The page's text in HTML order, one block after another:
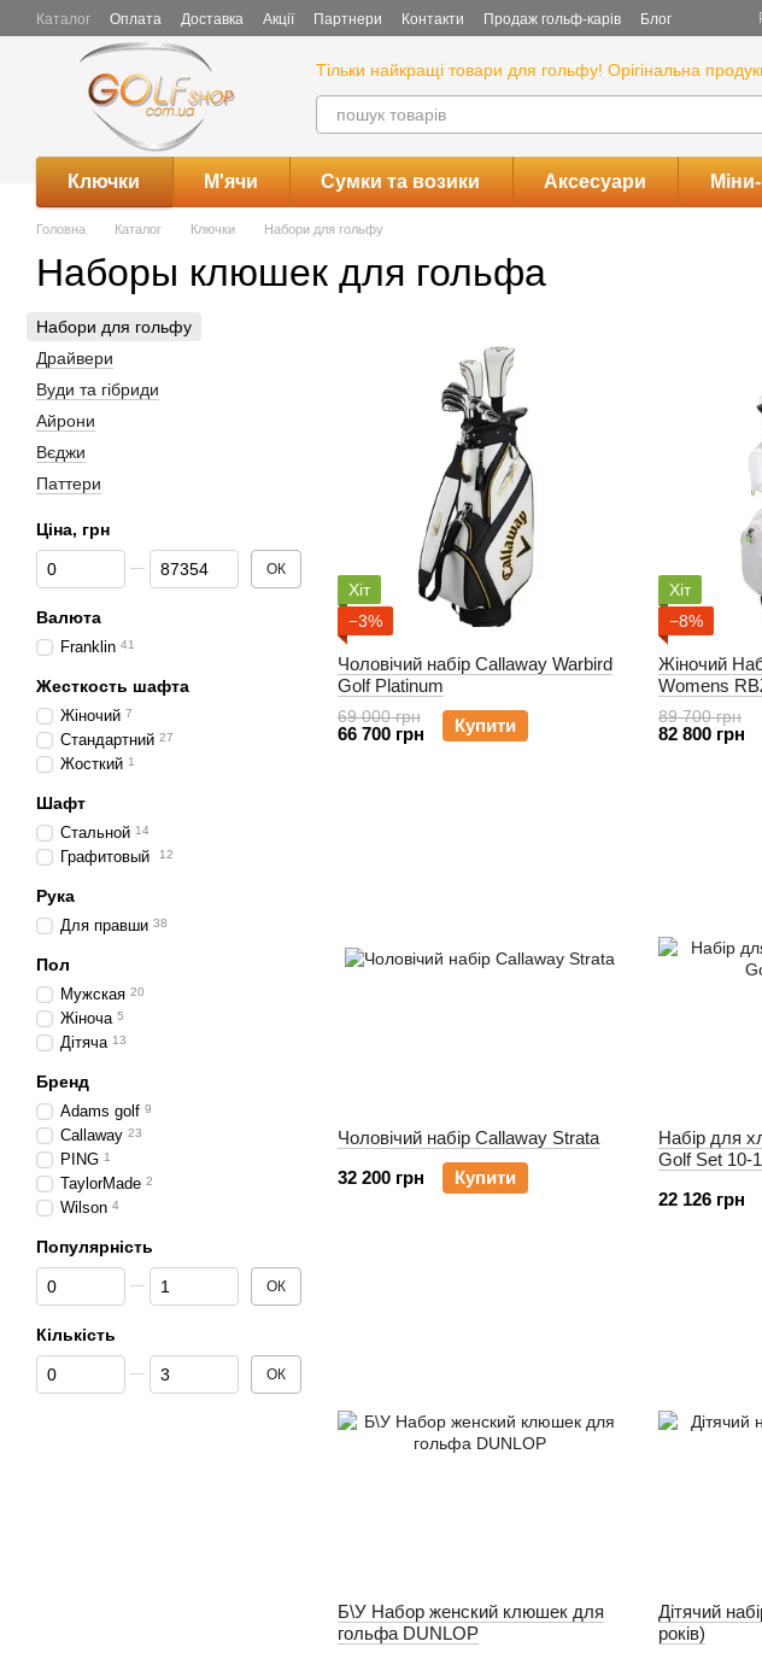
Перейти до основного контенту
Каталог Оплата Доставка Акції Партнери Контакти Продаж гольф-карів Блог
Тільки найкращі товари для гольфу! Орігінальна
Ключки М'ячи Сумки та возики Аксесуари
Головна Каталог Ключки Набори для гольфу
Наборы клюшек для гольфа
Хіт
−3%
Чоловічий набір Callaway Warbird
Golf Platinum
69 000 грн
66 700 грн Купити
Хіт
−8%
Жіночий
Womens
89 700 грн
82 800 грн
Чоловічий набір Callaway Strata
32 200 грн
Купити
Набір для
Golf Set 10-
22 126 грн
Б\У Набор женский клюшек для
гольфа DUNLOP
Дітячий
років)
Набори для гольфу
Драйвери
Вуди та гібриди
Айрони
Вєджи
Паттери
Ціна, грн
Від Ціна, грн
До Ціна, грн ОК
Валюта
Franklin 41
Жесткость шафта
Жіночий 7
Стандартний 27
Жосткий 1
Шафт
Стальной 14
Графитовый 12
Рука
Для правши 38
Пол
Мужская 20
Жіноча 5
Дітяча 13
Бренд
Adams golf 9
Callaway 23
PING 1
TaylorMade 2
Wilson 4
Популярність
Від Популярність
До Популярність ОК
Кількість
Від Кількість
До Кількість ОК